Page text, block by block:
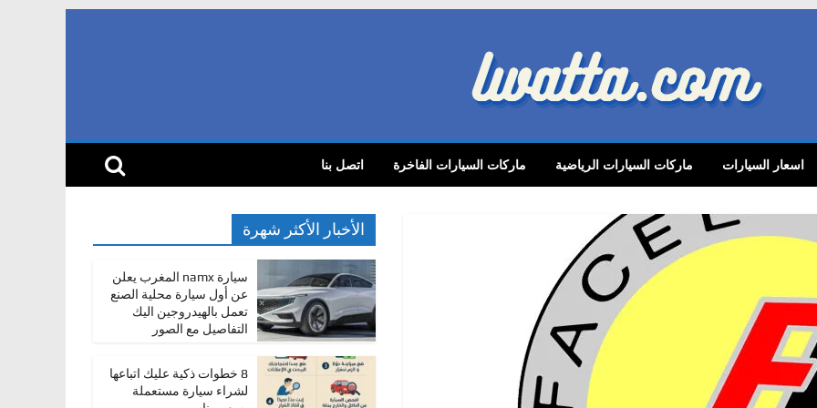
اسعار السيارات ماركات السيارات الرياضية ماركات السيارات الفاخرة اتصل بنا
الأخبار الأكثر شهرة
سيارة namx المغرب يعلن
عن أول سيارة محلية الصنع
تعمل بالهيدروجين اليك
التفاصيل مع الصور
8 خطوات ذكية عليك اتباعها
لشراء سيارة مستعملة